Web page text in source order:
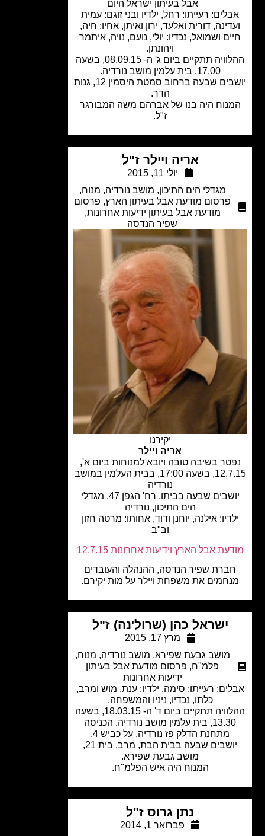
אבל בעיתון ישראל היום
רעייתו: רחל, ילדיו ובני זוגם: עמית
דורית ואלעד, ירון ואיתן, אחיו: חיה,
ושמואל, נכדיו: יולי, נועם, נויה, איתמר
ההלוויה תתקיים ביום ג' ה- 08.09.15, בשעה
יושבים שבעה ברחוב סמטת היסמין 12, גנות
היה בנו של אברהם משה המבורגר
אריה ויילר ז"ל
מגדלי הים התיכון, מושב נורדיה, מנוח,
פרסום מודעת אבל בעיתון הארץ,פרסום
מודעת אבל בעיתון ידיעות אחרונות,
שפיר הנדסה
אריה ויילר
בשיבה טובה ויובא למנוחות ביום א',
12.7.15, בשעה 17:00, בבית העלמין במושב
יושבים שבעה בביתו, רח' הגפן 47, מגדלי
הים התיכון, נורדיה
אילנה, יוחנן ודוד, אחותו: מרטה חזון
אבל הארץ וידיעות אחרונות 12.7.15
שפיר הנדסה, ההנהלה והעובדים
את משפחת ויילר על מות יקירם.
ישראל כהן (שרול'נה) ז"ל
מרץ 17, 2015
מושב גבעת שפירא,מושב נורדיה, מנוח,
פלמ"ח
,פרסום מודעת אבל בעיתון
ידיעות אחרונות
רעייתו: סימה, ילדיו: ענת, מוש ומרב,
כלתו, נכדיו, ניניו והמשפחה.
ההלוויה תתקיים ביום ד' ה- 18.03.15, בשעה
13.30, בית עלמין מושב נורדיה. הכניסה
מתחנת הדלק פז נורדיה, על כביש 4.
יושבים שבעה בבית הבת, מרב, בית 21,
מושב גבעת שפירא.
המנוח היה איש הפלמ"ח.
נתן גרוס ז"ל
פברואר 1, 2014